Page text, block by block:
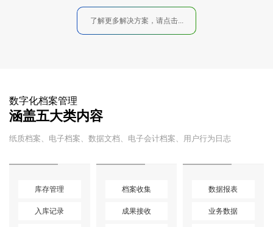
了解更多解决方案，请点击...
数字化档案管理
涵盖五大类内容
纸质档案、电子档案、数据文档、电子会计档案、用户行为日志
库存管理
入库记录
档案收集
成果接收
数据报表
业务数据